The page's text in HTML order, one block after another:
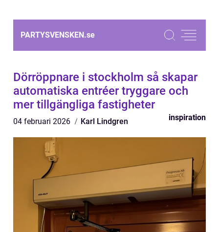
PARTYSVENSKEN.se
Dörröppnare i stockholm så skapar
automatiska entréer tryggare och
mer tillgängliga fastigheter
04 februari 2026 Karl Lindgren inspiration